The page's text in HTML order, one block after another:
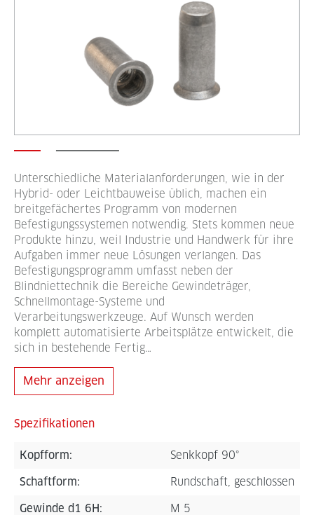
Unterschiedliche Materialanforderungen, wie in der
Hybrid- oder Leichtbauweise üblich, machen ein
breitgefächertes Programm von modernen
Befestigungssystemen notwendig. Stets kommen neue
Produkte hinzu, weil Industrie und Handwerk für ihre
Aufgaben immer neue Lösungen verlangen. Das
Befestigungsprogramm umfasst neben der
Blindniettechnik die Bereiche Gewindeträger,
Schnellmontage-Systeme und
Verarbeitungswerkzeuge. Auf Wunsch werden
komplett automatisierte Arbeitsplätze entwickelt, die
sich in bestehende Fertig…
Mehr anzeigen
Spezifikationen
Kopfform: Senkkopf 90°
Schaftform: Rundschaft, geschlossen
Gewinde d1 6H: M 5